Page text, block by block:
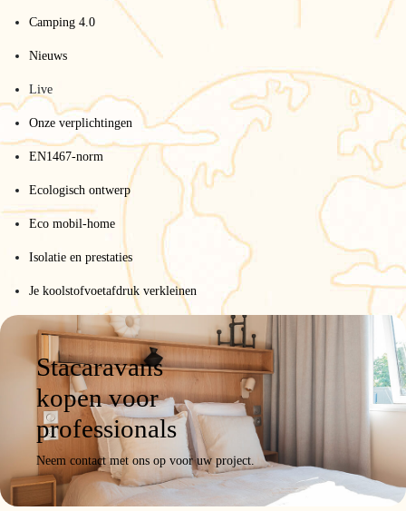
Camping 4.0
Nieuws
Live
Onze verplichtingen
EN1467-norm
Ecologisch ontwerp
Eco mobil-home
Isolatie en prestaties
Je koolstofvoetafdruk verkleinen
Stacaravans
kopen voor
professionals
Neem contact met ons op voor uw project.